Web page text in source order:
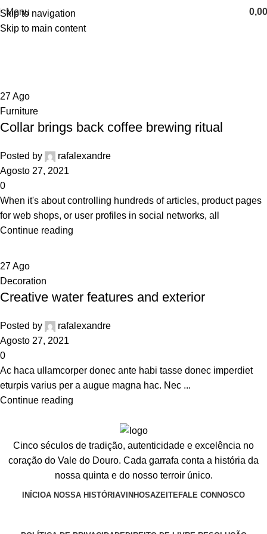
Skip to navigation
Skip to main content
Menu 0,00
Tag Archives: Furniture
27Ago
Furniture
Collar brings back coffee brewing ritual
Posted by
rafalexandre
Agosto 27, 2021
0
When it's about controlling hundreds of articles, product pages
for web shops, or user profiles in social networks, all
Continue reading
27Ago
Decoration
Creative water features and exterior
Posted by
rafalexandre
Agosto 27, 2021
0
Ac haca ullamcorper donec ante habi tasse donec imperdiet
eturpis varius per a augue magna hac. Nec ...
Continue reading
Cinco séculos de tradição, autenticidade e excelência no
coração do Vale do Douro. Cada garrafa conta a história da
nossa quinta e do nosso terroir único.
INÍCIOA NOSSA HISTÓRIAVINHOSAZEITEFALE CONNOSCO